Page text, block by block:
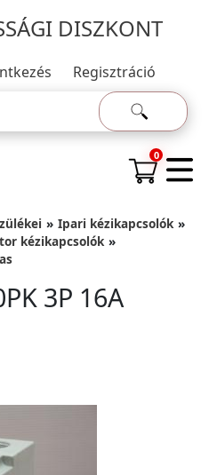
DISZKONT
Regisztráció
0
Ipari kézikapcsolók
kézikapcsolók
3P 16A